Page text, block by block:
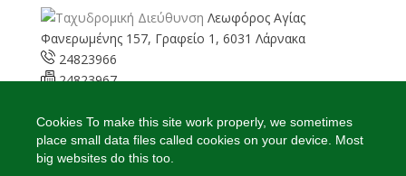
Λεωφόρος Αγίας
Φανερωμένης 157, Γραφείο 1, 6031 Λάρνακα
24823966
24823967
larnaka@cyprusgreens.
org
Cookies To make this site work properly, we sometimes
place small data files called cookies on your device. Most
big websites do this too.